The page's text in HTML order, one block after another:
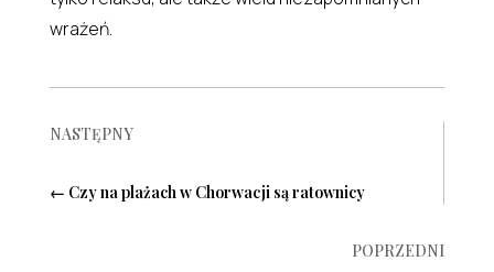
wrażeń.
NASTĘPNY
← Czy na plażach w Chorwacji są ratownicy
POPRZEDNI